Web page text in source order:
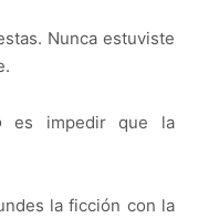
Nunca estuviste
es impedir que la
la ficción con la